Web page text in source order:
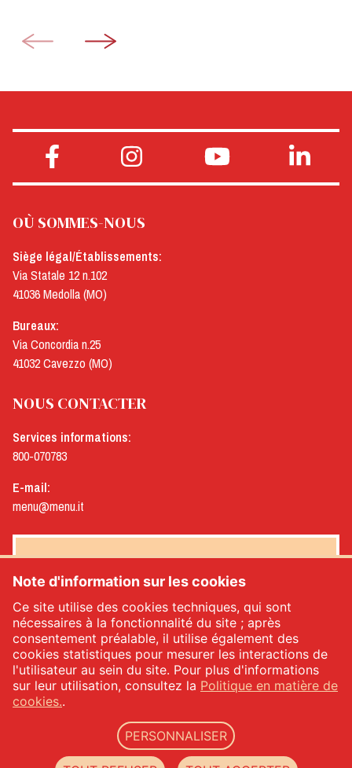
OÙ SOMMES-NOUS
Siège légal/Établissements:
Via Statale 12 n.102
41036 Medolla (MO)
Bureaux:
Via Concordia n.25
41032 Cavezzo (MO)
NOUS CONTACTER
Services informations:
800-070783
E-mail:
menu@menu.it
NEWSLETTER MENÙ
Oui, je souhaite recevoir la newsletter de Menù*
INSCRIVEZ-VOUS
Menù srl - Dal 1932 Produttori Specialità Alimentari - code TVA: IT00333120368 - REA
Note d'information sur les cookies
Ce site utilise des cookies techniques, qui sont
nécessaires à la fonctionnalité du site ; après
consentement préalable, il utilise également des
cookies statistiques pour mesurer les interactions de
l'utilisateur au sein du site. Pour plus d'informations
sur leur utilisation, consultez la Politique en matière de
cookies..
PERSONNALISER